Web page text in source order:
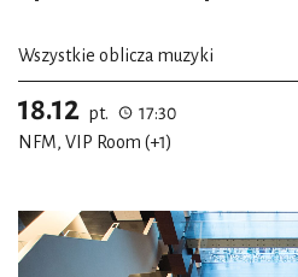
Wszystkie oblicza muzyki
18.12 pt.
17:30
NFM, VIP Room (+1)